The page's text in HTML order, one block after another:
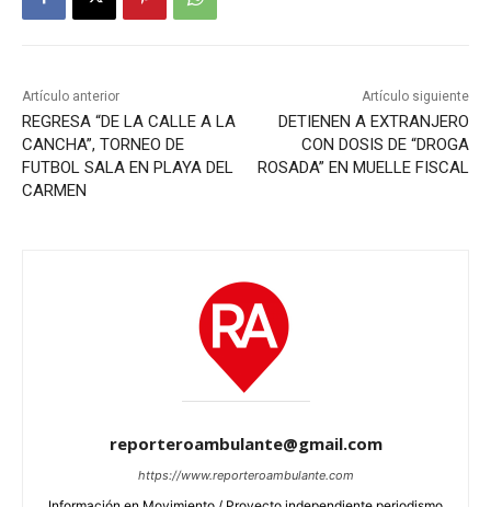
Artículo anterior
REGRESA “DE LA CALLE A LA
CANCHA”, TORNEO DE
FUTBOL SALA EN PLAYA DEL
CARMEN
Artículo siguiente
DETIENEN A EXTRANJERO
CON DOSIS DE “DROGA
ROSADA” EN MUELLE FISCAL
reporteroambulante@gmail.com
https://www.reporteroambulante.com